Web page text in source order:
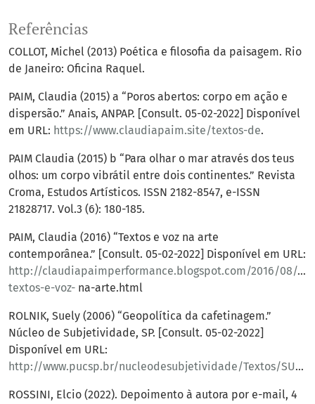
Referências
COLLOT, Michel (2013) Poética e filosofia da paisagem. Rio
de Janeiro: Oficina Raquel.
PAIM, Claudia (2015) a “Poros abertos: corpo em ação e
dispersão.” Anais, ANPAP. [Consult. 05-02-2022] Disponível
em URL: https://www.claudiapaim.site/textos-de.
PAIM Claudia (2015) b “Para olhar o mar através dos teus
olhos: um corpo vibrátil entre dois continentes.” Revista
Croma, Estudos Artísticos. ISSN 2182-8547, e-ISSN
21828717. Vol.3 (6): 180-185.
PAIM, Claudia (2016) “Textos e voz na arte
contemporânea.” [Consult. 05-02-2022] Disponível em URL:
http://claudiapaimperformance.blogspot.com/2016/08/
textos-e-voz- na-arte.html
ROLNIK, Suely (2006) “Geopolítica da cafetinagem.”
Núcleo de Subjetividade, SP. [Consult. 05-02-2022]
Disponível em URL:
http://www.pucsp.br/nucleodesubjetividade/Textos/SUELY/Geopolitica.pdf
ROSSINI, Elcio (2022). Depoimento à autora por e-mail, 4